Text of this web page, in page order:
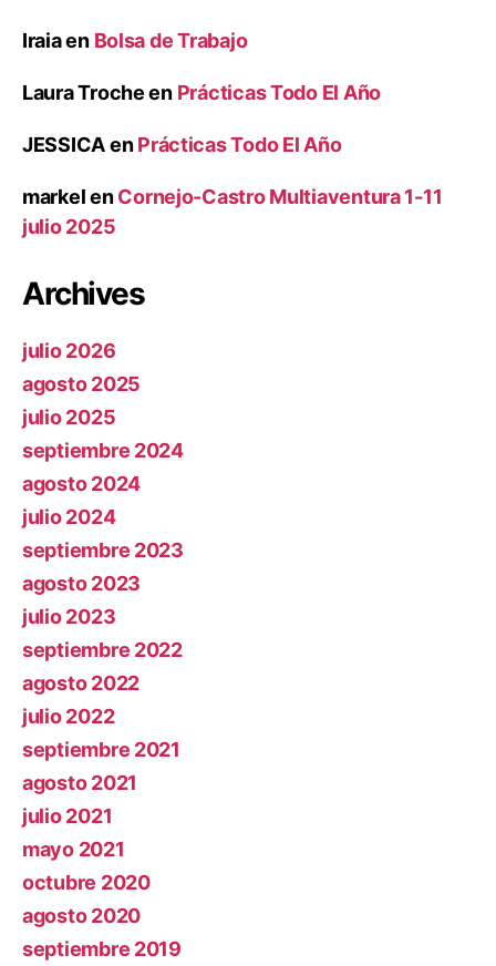
Iraiaen Bolsa de Trabajo
Laura Trocheen Prácticas Todo El Año
JESSICAenPrácticas Todo El Año
markelenCornejo-Castro Multiaventura 1-11
julio 2025
Archives
julio 2026
agosto 2025
julio 2025
septiembre 2024
agosto 2024
julio 2024
septiembre 2023
agosto 2023
julio 2023
septiembre 2022
agosto 2022
julio 2022
septiembre 2021
agosto 2021
julio 2021
mayo 2021
octubre 2020
agosto 2020
septiembre 2019